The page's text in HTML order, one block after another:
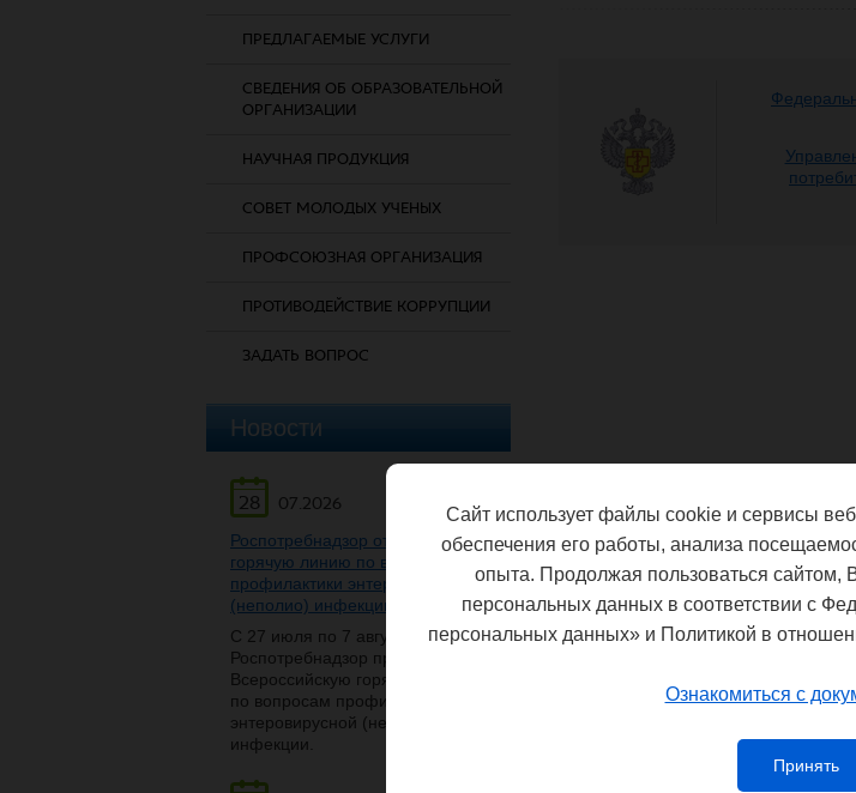
ПРЕДЛАГАЕМЫЕ УСЛУГИ
СВЕДЕНИЯ ОБ ОБРАЗОВАТЕЛЬНОЙ
ОРГАНИЗАЦИИ
НАУЧНАЯ ПРОДУКЦИЯ
СОВЕТ МОЛОДЫХ УЧЕНЫХ
ПРОФСОЮЗНАЯ ОРГАНИЗАЦИЯ
ПРОТИВОДЕЙСТВИЕ КОРРУПЦИИ
ЗАДАТЬ ВОПРОС
Новости
28
07.2026
Роспотребнадзор открывает
горячую линию по вопросам
профилактики энтеровирусной
(неполио) инфекции
С 27 июля по 7 августа
Роспотребнадзор проведет
Всероссийскую горячую линию
по вопросам профилактики
энтеровирусной (неполио)
инфекции.
Сайт использует файлы cookie и сервисы
обеспечения его работы, анализа
опыта. Продолжая пользоваться сайтом,
персональных данных в соответствии с
персональных данных» и Политикой в
Ознакомиться с
Принять